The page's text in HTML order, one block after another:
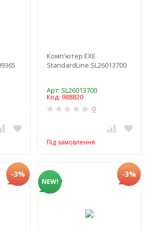
Комп'ютер EXE
StandardLine SL26013700
Арт: SL26013700
Код: 988820
0
Під замовлення
-3%
NEW!
-3%